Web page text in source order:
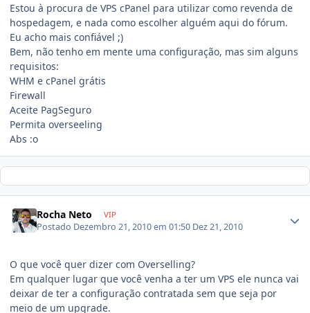
Estou à procura de VPS cPanel para utilizar como revenda de
hospedagem, e nada como escolher alguém aqui do fórum.
Eu acho mais confiável ;)
Bem, não tenho em mente uma configuração, mas sim alguns
requisitos:
WHM e cPanel grátis
Firewall
Aceite PagSeguro
Permita overseeling
Abs :o
Rocha Neto VIP
Postado Dezembro 21, 2010 em 01:50 Dez 21, 2010
O que você quer dizer com Overselling?
Em qualquer lugar que você venha a ter um VPS ele nunca vai
deixar de ter a configuração contratada sem que seja por
meio de um upgrade.